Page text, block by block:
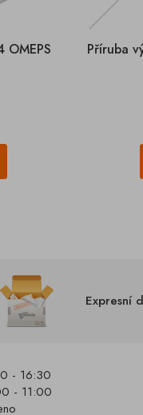
Příruba
Expresní
- 16:30
- 11:00